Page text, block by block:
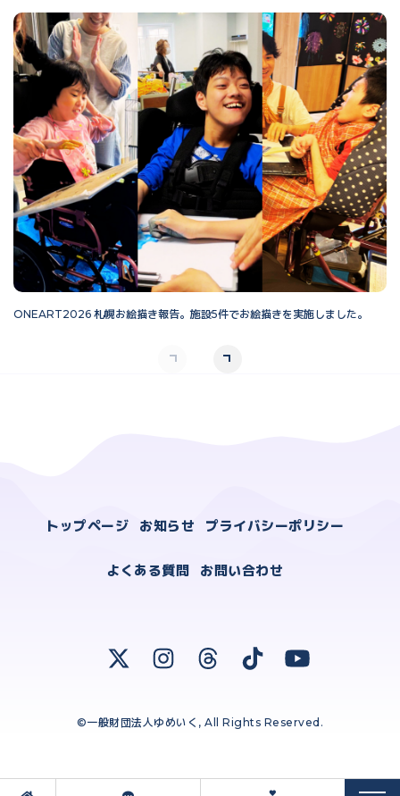
ONEART2026 札幌お絵描き報告。施設5件でお絵描きを実施しました。
トップページ お知らせ プライバシーポリシー
よくある質問 お問い合わせ
©一般財団法人ゆめいく, All Rights Reserved.